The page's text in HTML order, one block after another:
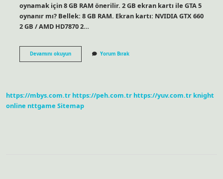
oynamak için 8 GB RAM önerilir. 2 GB ekran kartı ile GTA 5
oynanır mı? Bellek: 8 GB RAM. Ekran kartı: NVIDIA GTX 660
2 GB / AMD HD7870 2…
Devamını okuyun1
Gb
Kaldırır
Yorum Bırak
https://mbys.com.tr https://peh.com.tr https://yuv.com.tr knight
online nttgame Sitemap